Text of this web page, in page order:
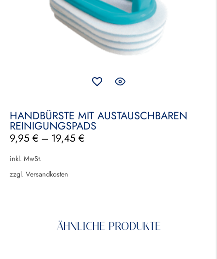
HANDBÜRSTE MIT AUSTAUSCHBAREN
REINIGUNGSPADS
9,95 € – 19,45 €
inkl. MwSt.
zzgl. Versandkosten
ÄHNLICHE PRODUKTE